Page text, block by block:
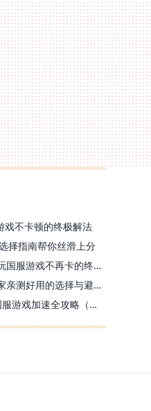
戏不卡顿的终极解法
择指南帮你丝滑上分
美国打我的起源加速器下载指南：海外玩国服游戏不再卡的终极方案
江南百景图国外加速器有哪些？海外玩家亲测好用的选择与避坑指南
去国外能打王国保卫战4吗？海外玩家国服游戏加速全攻略（附公主连结幻想江湖实测）